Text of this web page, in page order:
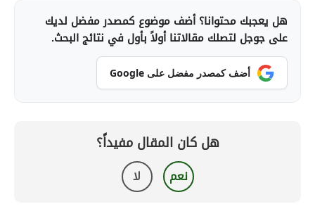
هل يعجبك محتوانا؟ أضف موضوع كمصدر مفضل لديك
على جوجل لتصلك مقالاتنا أولاً بأول في نتائج البحث.
أضف كمصدر مفضل على Google
هل كان المقال مفيداً؟
نعم لا